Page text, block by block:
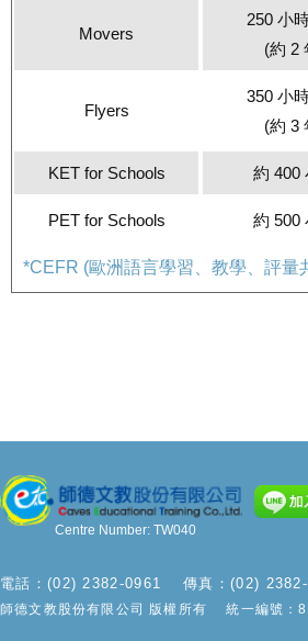
Movers
250 小
(約 2
Flyers
350 小
(約 3
KET for Schools 約 400
PET for Schools 約 500
*CEFR (歐洲語言學習、教學、評
Centre Number: TW040
電話：(02) 2382-0961 傳真：(02)
師德文教股份有限公司 版權所有 統一編號